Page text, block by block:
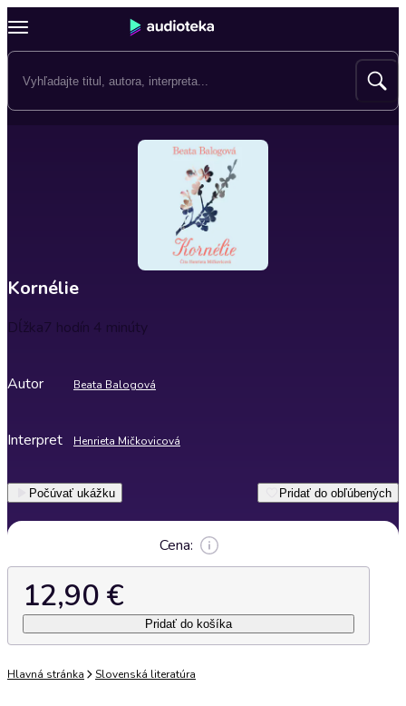
Kornélie
Dĺžka7 hodín 4 minúty
Autor Beata Balogová
Interpret Henrieta Mičkovicová
Počúvať ukážku Pridať do obľúbených
Cena:
12,90 €
Pridať do košíka
Hlavná stránka Slovenská literatúra